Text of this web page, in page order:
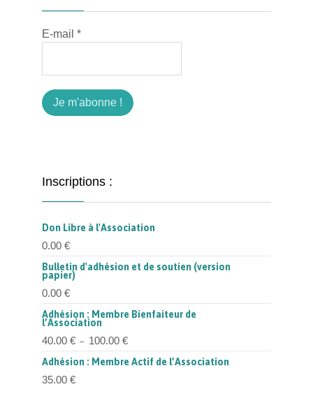
E-mail *
Inscriptions :
Don Libre à l'Association
0.00 €
Bulletin d'adhésion et de soutien (version
papier)
0.00 €
Adhésion : Membre Bienfaiteur de
l’Association
40.00 € – 100.00 €Plage
de
prix :
40.00 €
Adhésion : Membre Actif de l’Association
35.00 €